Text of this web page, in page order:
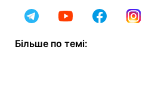
Більше по темі: